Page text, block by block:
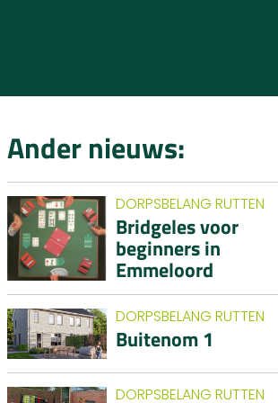
Ander nieuws:
DORPSBELANG RUTTEN
Bridgeles voor
beginners in
Emmeloord
DORPSBELANG RUTTEN
Buitenom 1
DORPSBELANG RUTTEN